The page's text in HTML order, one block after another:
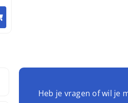
Heb je vragen of wil je